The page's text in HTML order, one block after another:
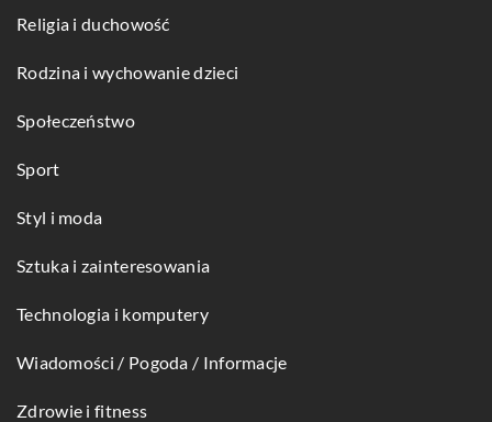
Religia i duchowość
Rodzina i wychowanie dzieci
Społeczeństwo
Sport
Styl i moda
Sztuka i zainteresowania
Technologia i komputery
Wiadomości / Pogoda / Informacje
Zdrowie i fitness